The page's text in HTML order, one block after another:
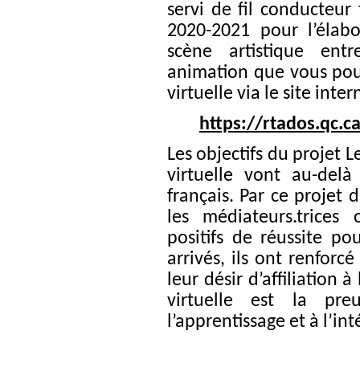
servi de fil conducteur
2020-2021 pour
scène artistique
animation que vous
virtuelle via le site
https://
Les objectifs du projet
virtuelle vont au-
français. Par ce projet
les
positifs de réussite
arrivés, ils ont
leur désir d’affiliation
virtuelle est la
l’apprentissage et à